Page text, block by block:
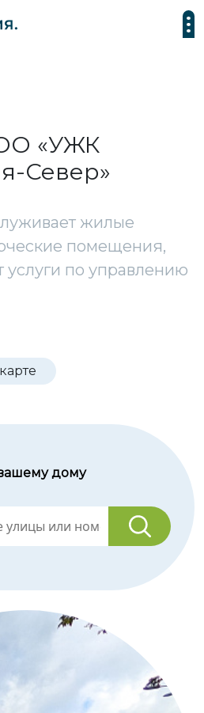
«УЖК
Север»
жилые
помещения,
услуги по управлению
дому